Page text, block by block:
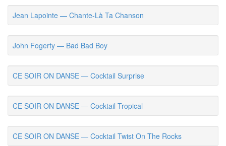
Jean Lapointe — Chante-Là Ta Chanson
John Fogerty — Bad Bad Boy
CE SOIR ON DANSE — Cocktail Surprise
CE SOIR ON DANSE — Cocktail Tropical
CE SOIR ON DANSE — Cocktail Twist On The Rocks